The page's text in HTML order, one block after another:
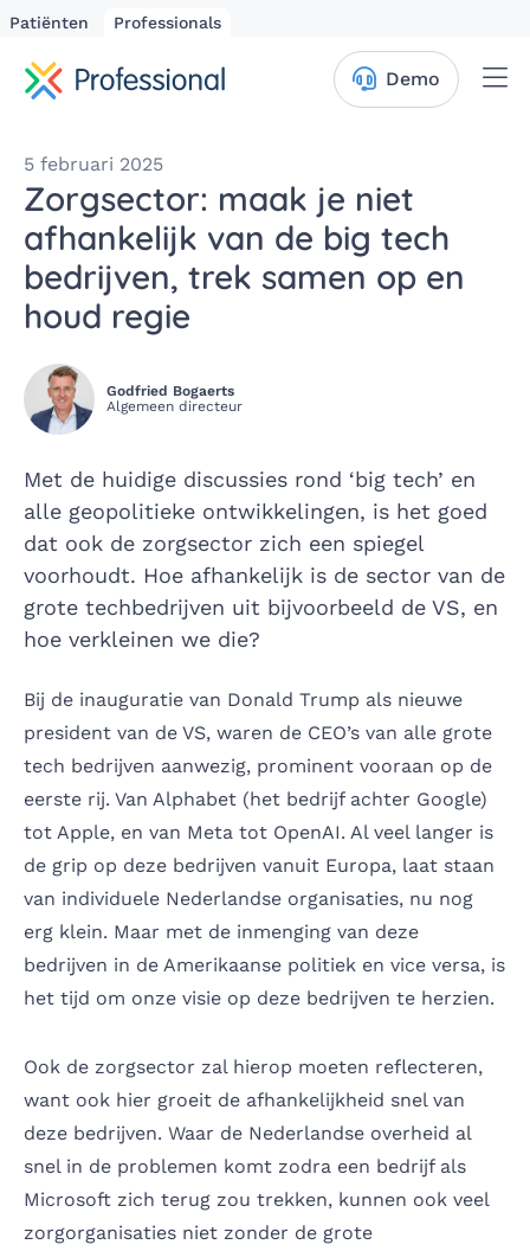
Patiënten Professionals
Demo
5 februari 2025
Zorgsector: maak je niet
afhankelijk van de big tech
bedrijven, trek samen op en
houd regie
Godfried Bogaerts
Algemeen directeur
Met de huidige discussies rond ‘big tech’ en
alle geopolitieke ontwikkelingen, is het goed
dat ook de zorgsector zich een spiegel
voorhoudt. Hoe afhankelijk is de sector van de
grote techbedrijven uit bijvoorbeeld de VS, en
hoe verkleinen we die?
Bij de inauguratie van Donald Trump als nieuwe
president van de VS, waren de CEO’s van alle grote
tech bedrijven aanwezig, prominent vooraan op de
eerste rij. Van Alphabet (het bedrijf achter Google)
tot Apple, en van Meta tot OpenAI. Al veel langer is
de grip op deze bedrijven vanuit Europa, laat staan
van individuele Nederlandse organisaties, nu nog
erg klein. Maar met de inmenging van deze
bedrijven in de Amerikaanse politiek en vice versa, is
het tijd om onze visie op deze bedrijven te herzien.
Ook de zorgsector zal hierop moeten reflecteren,
want ook hier groeit de afhankelijkheid snel van
deze bedrijven. Waar de Nederlandse overheid al
snel in de problemen komt zodra een bedrijf als
Microsoft zich terug zou trekken, kunnen ook veel
zorgorganisaties niet zonder de grote